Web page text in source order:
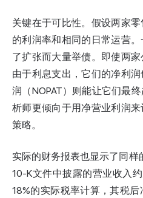
关键在于可比性。假设两家
的利润率和相同的日常运营
了扩张而大量举债。即使两
由于利息支出，它们的净利
润（NOPAT）则能让它们最
析师更倾向于用净营业利润
策略。
实际的财务报表也显示了同样
10-K文件中披露的营业收入
18%的实际税率计算，其税后